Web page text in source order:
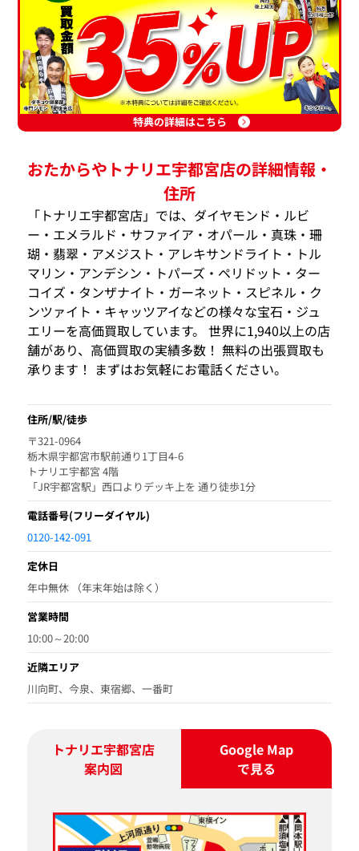
特典の詳細はこちら
おたからやトナリエ宇都宮店の詳細情報・
住所
「トナリエ宇都宮店」では、ダイヤモンド・ルビ
ー・エメラルド・サファイア・オパール・真珠・珊
瑚・翡翠・アメジスト・アレキサンドライト・トル
マリン・アンデシン・トパーズ・ペリドット・ター
コイズ・タンザナイト・ガーネット・スピネル・ク
ンツァイト・キャッツアイなどの様々な宝石・ジュ
エリーを高価買取しています。 世界に1,940以上の店
舗があり、高価買取の実績多数！ 無料の出張買取も
承ります！ まずはお気軽にお電話ください。
住所/駅/徒歩
〒321-0964
栃木県宇都宮市駅前通り1丁目4-6
トナリエ宇都宮 4階
「JR宇都宮駅」西口よりデッキ上を 通り徒歩1分
電話番号(フリーダイヤル)
0120-142-091
定休日
年中無休 （年末年始は除く）
営業時間
10:00～20:00
近隣エリア
川向町、今泉、東宿郷、一番町
トナリエ宇都宮店
案内図
Google Map
で見る